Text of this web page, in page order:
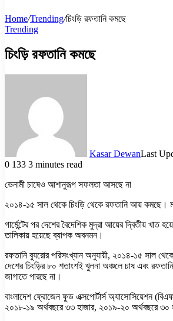
Home/Trending/চিংড়ি রফতানি কমছে
Trending
চিংড়ি রফতানি কমছে
Kasar DewanLast
0 133 3 minutes read
ভেনামী চাষেও আশানুরূপ সফলতা আসছে না
২০১৪-১৫ সাল থেকে চিংড়ি থেকে রফতানি আয় কমছে।
গার্মেন্টের পর দেশের বৈদেশিক মুদ্রা আয়ের দ্বিতীয়
তালিকায় হয়েছে ব্যাপক অবনমন।
রফতানি ব্যুরোর পরিসংখ্যান অনুযায়ী, ২০১৪-১৫ সাল
দেশের চিংড়ির ৮০ শতাংশই খুলনা অঞ্চলে চাষ এবং
জাগাতে পারছে না।
বাংলাদেশ ফ্রোজেন ফুড এক্সপোর্টার্স অ্যাসোসিয়েশন
২০১৮-১৯ অর্থবছরে ৩৩ হাজার, ২০১৯-২০ অর্থবছরে ৩০